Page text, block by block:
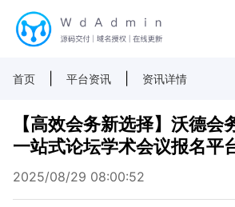
首页 平台资讯 资讯详情
【高效会务新选择】沃德会
一站式论坛学术会议报名平
2025/08/29 08:00:52